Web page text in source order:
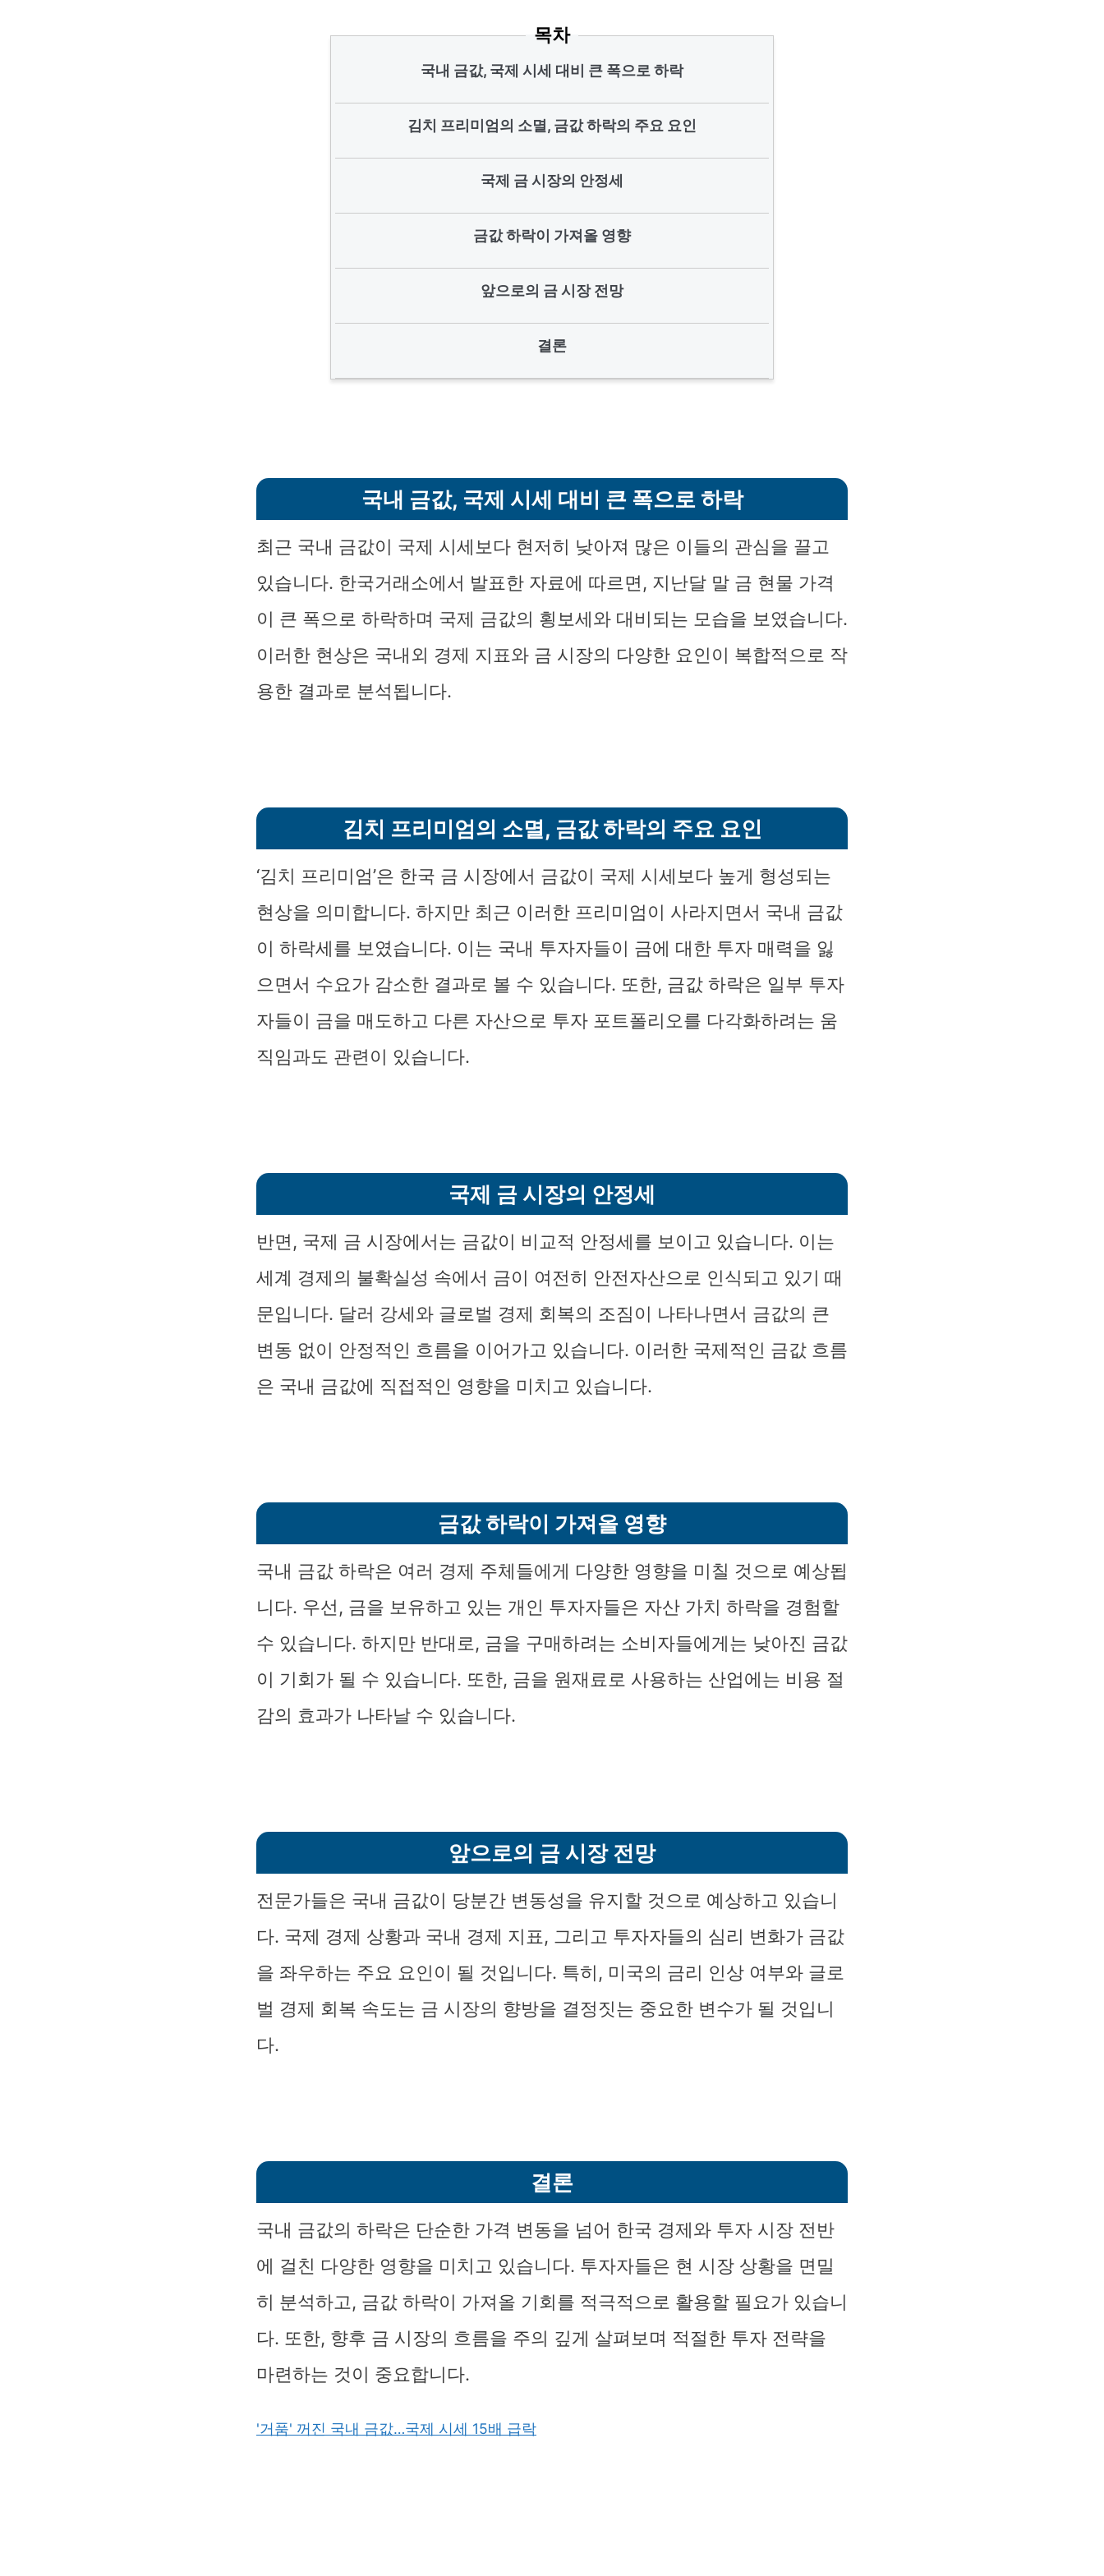
목차
국내 금값, 국제 시세 대비 큰 폭으로 하락
김치 프리미엄의 소멸, 금값 하락의 주요 요인
국제 금 시장의 안정세
금값 하락이 가져올 영향
앞으로의 금 시장 전망
결론
국내 금값, 국제 시세 대비 큰 폭으로 하락
최근 국내 금값이 국제 시세보다 현저히 낮아져 많은 이들의 관심을 끌고
있습니다. 한국거래소에서 발표한 자료에 따르면, 지난달 말 금 현물 가격
이 큰 폭으로 하락하며 국제 금값의 횡보세와 대비되는 모습을 보였습니다.
이러한 현상은 국내외 경제 지표와 금 시장의 다양한 요인이 복합적으로 작
용한 결과로 분석됩니다.
김치 프리미엄의 소멸, 금값 하락의 주요 요인
‘김치 프리미엄’은 한국 금 시장에서 금값이 국제 시세보다 높게 형성되는
현상을 의미합니다. 하지만 최근 이러한 프리미엄이 사라지면서 국내 금값
이 하락세를 보였습니다. 이는 국내 투자자들이 금에 대한 투자 매력을 잃
으면서 수요가 감소한 결과로 볼 수 있습니다. 또한, 금값 하락은 일부 투자
자들이 금을 매도하고 다른 자산으로 투자 포트폴리오를 다각화하려는 움
직임과도 관련이 있습니다.
국제 금 시장의 안정세
반면, 국제 금 시장에서는 금값이 비교적 안정세를 보이고 있습니다. 이는
세계 경제의 불확실성 속에서 금이 여전히 안전자산으로 인식되고 있기 때
문입니다. 달러 강세와 글로벌 경제 회복의 조짐이 나타나면서 금값의 큰
변동 없이 안정적인 흐름을 이어가고 있습니다. 이러한 국제적인 금값 흐름
은 국내 금값에 직접적인 영향을 미치고 있습니다.
금값 하락이 가져올 영향
국내 금값 하락은 여러 경제 주체들에게 다양한 영향을 미칠 것으로 예상됩
니다. 우선, 금을 보유하고 있는 개인 투자자들은 자산 가치 하락을 경험할
수 있습니다. 하지만 반대로, 금을 구매하려는 소비자들에게는 낮아진 금값
이 기회가 될 수 있습니다. 또한, 금을 원재료로 사용하는 산업에는 비용 절
감의 효과가 나타날 수 있습니다.
앞으로의 금 시장 전망
전문가들은 국내 금값이 당분간 변동성을 유지할 것으로 예상하고 있습니
다. 국제 경제 상황과 국내 경제 지표, 그리고 투자자들의 심리 변화가 금값
을 좌우하는 주요 요인이 될 것입니다. 특히, 미국의 금리 인상 여부와 글로
벌 경제 회복 속도는 금 시장의 향방을 결정짓는 중요한 변수가 될 것입니
다.
결론
국내 금값의 하락은 단순한 가격 변동을 넘어 한국 경제와 투자 시장 전반
에 걸친 다양한 영향을 미치고 있습니다. 투자자들은 현 시장 상황을 면밀
히 분석하고, 금값 하락이 가져올 기회를 적극적으로 활용할 필요가 있습니
다. 또한, 향후 금 시장의 흐름을 주의 깊게 살펴보며 적절한 투자 전략을
마련하는 것이 중요합니다.
'거품' 꺼진 국내 금값…국제 시세 15배 급락